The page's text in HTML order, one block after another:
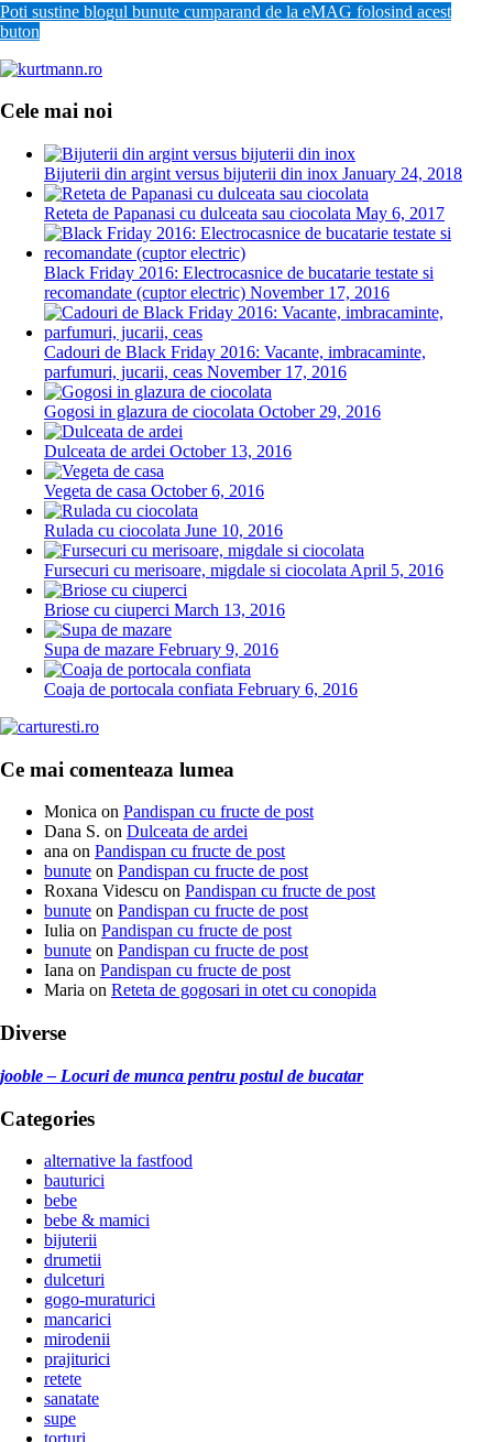
Poti sustine blogul bunute cumparand de la eMAG folosind acest
buton
Cele mai noi
Bijuterii din argint versus bijuterii din inox January 24, 2018
Reteta de Papanasi cu dulceata sau ciocolata May 6, 2017
Black Friday 2016: Electrocasnice de bucatarie testate si
recomandate (cuptor electric) November 17, 2016
Cadouri de Black Friday 2016: Vacante, imbracaminte,
parfumuri, jucarii, ceas November 17, 2016
Gogosi in glazura de ciocolata October 29, 2016
Dulceata de ardei October 13, 2016
Vegeta de casa October 6, 2016
Rulada cu ciocolata June 10, 2016
Fursecuri cu merisoare, migdale si ciocolata April 5, 2016
Briose cu ciuperci March 13, 2016
Supa de mazare February 9, 2016
Coaja de portocala confiata February 6, 2016
Ce mai comenteaza lumea
Monica on Pandispan cu fructe de post
Dana S. on Dulceata de ardei
ana on Pandispan cu fructe de post
bunute on Pandispan cu fructe de post
Roxana Videscu on Pandispan cu fructe de post
bunute on Pandispan cu fructe de post
Iulia on Pandispan cu fructe de post
bunute on Pandispan cu fructe de post
Iana on Pandispan cu fructe de post
Maria on Reteta de gogosari in otet cu conopida
Diverse
jooble – Locuri de munca pentru postul de bucatar
Categories
alternative la fastfood
bauturici
bebe
bebe & mamici
bijuterii
drumetii
dulceturi
gogo-muraturici
mancarici
mirodenii
prajiturici
retete
sanatate
supe